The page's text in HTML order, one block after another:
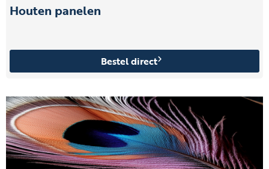
Houten panelen
Bestel direct